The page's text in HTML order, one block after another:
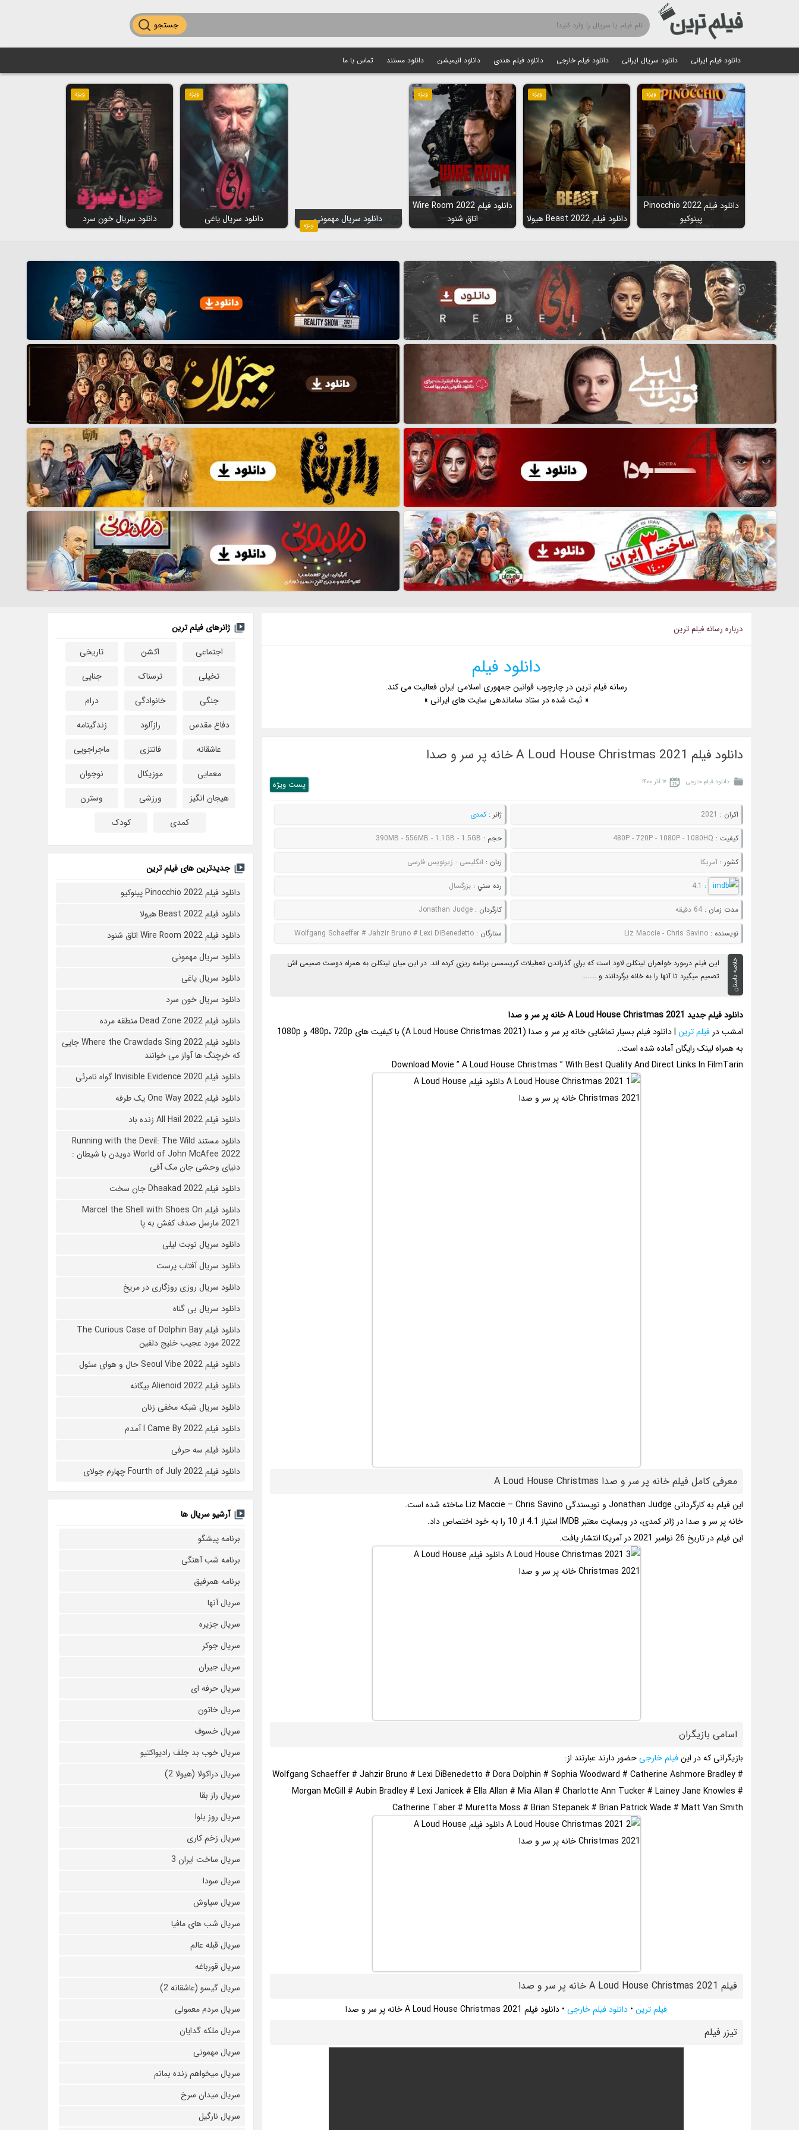
جستجو
دانلود فیلم ایرانی دانلود سریال ایرانی دانلود فیلم خارجی دانلود فیلم هندی دانلود انیمیشن دانلود مستند تماس با ما
ویژه
دانلود فیلم Pinocchio 2022
پینوکیو
ویژه
دانلود فیلم Beast 2022 هیولا
ویژه
دانلود فیلم Wire Room 2022
اتاق شنود
ویژه
دانلود سریال مهمونی
ویژه
دانلود سریال یاغی
ویژه
دانلود سریال خون سرد
درباره رسانه فيلم ترين
دانلود فیلم
رسانه فیلم ترین در چارچوب قوانین جمهوری اسلامی ایران فعالیت می کند.
« ثبت شده در ستاد ساماندهی سایت های ایرانی »
دانلود فیلم A Loud House Christmas 2021 خانه پر سر و صدا
دانلود فیلم خارجی ۱۷ آذر ۱۴۰۰ پست ويژه
اکران : 2021 ژانر :کمدی
کيفيت : 480P - 720P - 1080P - 1080HQ حجم : 390MB - 556MB - 1.1GB - 1.5GB
کشور :آمریکا زبان : انگلیسی - زیرنویس فارسی
:
4.1 رده سني :بزرگسال
مدت زمان :64 دقیقه کارگردان :Jonathan Judge
نويسنده :Liz Maccie - Chris Savino ستارگان :Wolfgang Schaeffer # Jahzir Bruno # Lexi DiBenedetto
خلاصه داستان
این فیلم درمورد خواهران لینکلن لاود است که برای گذراندن تعطیلات کریسمس برنامه ریزی کرده اند. در این میان لینکلن به همراه دوست صمیمی اش
تصمیم میگیرد تا آنها را به خانه برگردانند و ........
دانلود فیلم جدید A Loud House Christmas 2021 خانه پر سر و صدا
امشب درفیلم ترین
| دانلود فیلم بسیار تماشایی خانه پر سر و صدا (A Loud House Christmas 2021) با کیفیت های 480p، 720p و 1080p
به همراه لینک رایگان آماده شده است..
Download Movie ” A Loud House Christmas ” With Best Quality And Direct Links In FilmTarin
معرفی کامل فیلم خانه پر سر و صدا A Loud House Christmas
این فیلم به کارگردانی Jonathan Judge و نویسندگی Liz Maccie – Chris Savino ساخته شده است.
خانه پر سر و صدا در ژانر کمدی، در وبسایت معتبر IMDB امتیاز 4.1 از 10 را به خود اختصاص داد.
این فیلم در تاریخ 26 نوامبر 2021 در آمریکا انتشار یافت.
اسامی بازیگران
بازیگرانی که در اینفیلم خارجیحضور دارند عبارتند از:
Wolfgang Schaeffer # Jahzir Bruno # Lexi DiBenedetto # Dora Dolphin # Sophia Woodward # Catherine Ashmore Bradley #
Morgan McGill # Aubin Bradley # Lexi Janicek # Ella Allan # Mia Allan # Charlotte Ann Tucker # Lainey Jane Knowles #
Catherine Taber # Muretta Moss # Brian Stepanek # Brian Patrick Wade # Matt Van Smith
فیلم A Loud House Christmas 2021 خانه پر سر و صدا
فیلم ترین• دانلود فیلم خارجی• دانلود فیلم A Loud House Christmas 2021 خانه پر سر و صدا
تيزر فيلم
ژانرهای فیلم ترین
اجتماعی
اکشن
تاریخی
تخیلی
ترسناک
جنایی
جنگی
خانوادگی
درام
دفاع مقدس
رازآلود
زندگینامه
عاشقانه
فانتزی
ماجراجویی
معمایی
موزیکال
نوجوان
هیجان انگیز
ورزشی
وسترن
کمدی
کودک
جدیدترین های فیلم ترین
دانلود فیلم Pinocchio 2022 پینوکیو
دانلود فیلم Beast 2022 هیولا
دانلود فیلم Wire Room 2022 اتاق شنود
دانلود سریال مهمونی
دانلود سریال یاغی
دانلود سریال خون سرد
دانلود فیلم 2022 Dead Zone منطقه مرده
دانلود فیلم Where the Crawdads Sing 2022 جایی
که خرچنگ ها آواز می خوانند
دانلود فیلم 2020 Invisible Evidence گواه نامرئی
دانلود فیلم One Way 2022 یک طرفه
دانلود فیلم All Hail 2022 زنده باد
دانلود مستند Running with the Devil: The Wild
World of John McAfee 2022 دویدن با شیطان :
دنیای وحشی جان مک آفی
دانلود فیلم Dhaakad 2022 جان سخت
دانلود فیلم Marcel the Shell with Shoes On
2021 مارسل صدف کفش به پا
دانلود سریال نوبت لیلی
دانلود سریال آفتاب پرست
دانلود سریال روزی روزگاری در مریخ
دانلود سریال بی گناه
دانلود فیلم The Curious Case of Dolphin Bay
2022 مورد عجیب خلیج دلفین
دانلود فیلم Seoul Vibe 2022 حال و هوای سئول
دانلود فیلم Alienoid 2022 بیگانه
دانلود سریال شبکه مخفی زنان
دانلود فیلم I Came By 2022 آمدم
دانلود فیلم سه حرفی
دانلود فیلم Fourth of July 2022 چهارم جولای
آرشیو سریال ها
برنامه پیشگو
برنامه شب آهنگی
برنامه همرفیق
سریال آنها
سریال جزیره
سریال جوکر
سریال جیران
سریال حرفه ای
سریال خاتون
سریال خسوف
سریال خوب بد جلف رادیواکتیو
سریال دراکولا (هیولا 2)
سریال راز بقا
سریال روز بلوا
سریال زخم کاری
سریال ساخت ایران 3
سریال سودا
سریال سیاوش
سریال شب های مافیا
سریال قبله عالم
سریال قورباغه
سریال گیسو (عاشقانه 2)
سریال مردم معمولی
سریال ملکه گدایان
سریال مهمونی
سریال میخواهم زنده بمانم
سریال میدان سرخ
سریال نارگیل